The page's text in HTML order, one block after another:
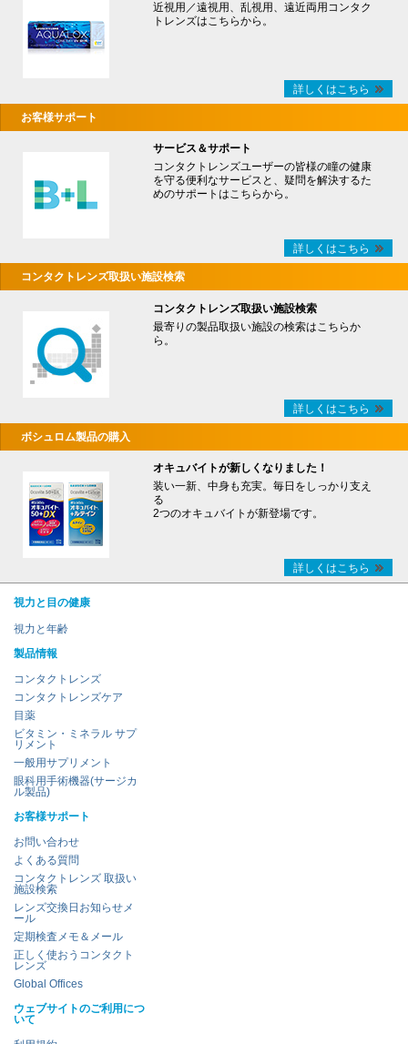
近視用／遠視用、乱視用、遠近両用コンタク
トレンズはこちらから。
詳しくはこちら
お客様サポート
サービス＆サポート
コンタクトレンズユーザーの皆様の瞳の健康
を守る便利なサービスと、疑問を解決するた
めのサポートはこちらから。
詳しくはこちら
コンタクトレンズ取扱い施設検索
コンタクトレンズ取扱い施設検索
最寄りの製品取扱い施設の検索はこちらか
ら。
詳しくはこちら
ボシュロム製品の購入
オキュバイトが新しくなりました！
装い一新、中身も充実。毎日をしっかり支え
る
2つのオキュバイトが新登場です。
詳しくはこちら
視力と目の健康
視力と年齢
製品情報
コンタクトレンズ
コンタクトレンズケア
目薬
ビタミン・ミネラル サプ
リメント
一般用サプリメント
眼科用手術機器(サージカ
ル製品)
お客様サポート
お問い合わせ
よくある質問
コンタクトレンズ 取扱い
施設検索
レンズ交換日お知らせメ
ール
定期検査メモ＆メール
正しく使おうコンタクト
レンズ
Global Offices
ウェブサイトのご利用につ
いて